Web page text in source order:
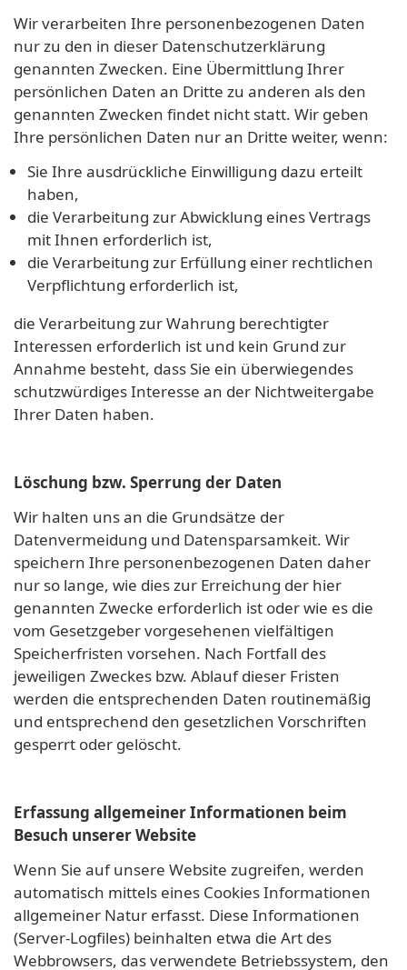
Wir verarbeiten Ihre personenbezogenen Daten
nur zu den in dieser Datenschutzerklärung
genannten Zwecken. Eine Übermittlung Ihrer
persönlichen Daten an Dritte zu anderen als den
genannten Zwecken findet nicht statt. Wir geben
Ihre persönlichen Daten nur an Dritte weiter, wenn:
Sie Ihre ausdrückliche Einwilligung dazu erteilt
haben,
die Verarbeitung zur Abwicklung eines Vertrags
mit Ihnen erforderlich ist,
die Verarbeitung zur Erfüllung einer rechtlichen
Verpflichtung erforderlich ist,
die Verarbeitung zur Wahrung berechtigter
Interessen erforderlich ist und kein Grund zur
Annahme besteht, dass Sie ein überwiegendes
schutzwürdiges Interesse an der Nichtweitergabe
Ihrer Daten haben.
Löschung bzw. Sperrung der Daten
Wir halten uns an die Grundsätze der
Datenvermeidung und Datensparsamkeit. Wir
speichern Ihre personenbezogenen Daten daher
nur so lange, wie dies zur Erreichung der hier
genannten Zwecke erforderlich ist oder wie es die
vom Gesetzgeber vorgesehenen vielfältigen
Speicherfristen vorsehen. Nach Fortfall des
jeweiligen Zweckes bzw. Ablauf dieser Fristen
werden die entsprechenden Daten routinemäßig
und entsprechend den gesetzlichen Vorschriften
gesperrt oder gelöscht.
Erfassung allgemeiner Informationen beim
Besuch unserer Website
Wenn Sie auf unsere Website zugreifen, werden
automatisch mittels eines Cookies Informationen
allgemeiner Natur erfasst. Diese Informationen
(Server-Logfiles) beinhalten etwa die Art des
Webbrowsers, das verwendete Betriebssystem, den